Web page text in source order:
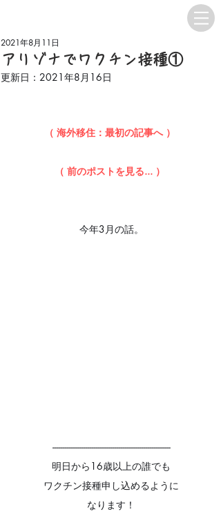
アリゾナでワクチン接種①
2021年8月11日
更新日： 2021年8月16日
（ 海外移住：最初の記事へ ）
（ 前のポストを見る... ）
今年3月の話。
---------------------------------------------------------
明日から16歳以上の誰でも
ワクチン接種申し込めるように
なります！